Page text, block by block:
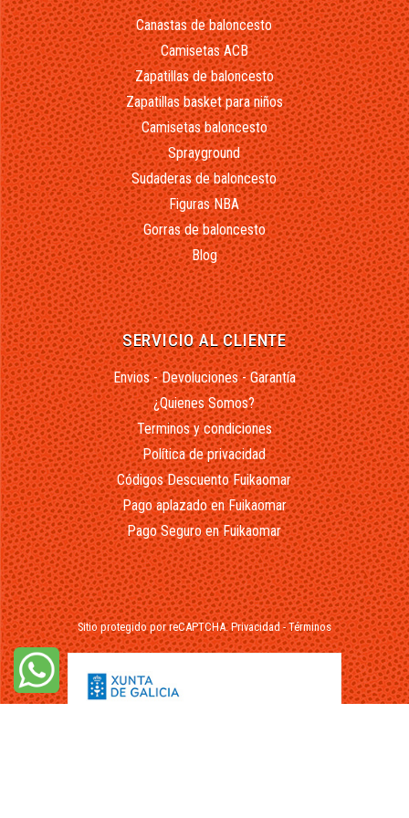
Canastas de baloncesto
Camisetas ACB
Zapatillas de baloncesto
Zapatillas basket para niños
Camisetas baloncesto
Sprayground
Sudaderas de baloncesto
Figuras NBA
Gorras de baloncesto
Blog
SERVICIO AL CLIENTE
Envios - Devoluciones - Garantía
¿Quienes Somos?
Terminos y condiciones
Política de privacidad
Códigos Descuento Fuikaomar
Pago aplazado en Fuikaomar
Pago Seguro en Fuikaomar
Sitio protegido por reCAPTCHA.Privacidad-Términos